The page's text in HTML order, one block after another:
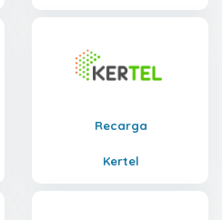
Recarga
Kertel